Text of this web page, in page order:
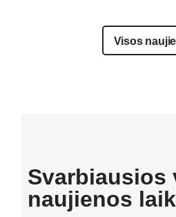
Visos
Svarbiausios
naujienos